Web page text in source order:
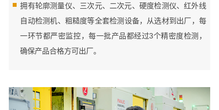
拥有轮廓测量仪、三次元、二次元、硬度检测仪、红外线
自动检测机、粗糙度等全套检测设备，从选材到出厂，每
一环节都严密监控，每一批产品都经过3个精密度检测，
确保产品合格方可出厂。